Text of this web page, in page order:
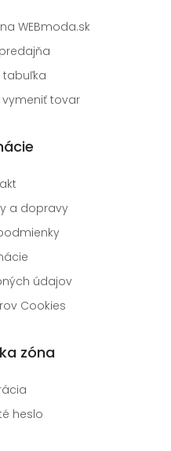
WEBmoda.sk
tabuľka
tovar
a dopravy
údajov
Cookies
zóna
heslo